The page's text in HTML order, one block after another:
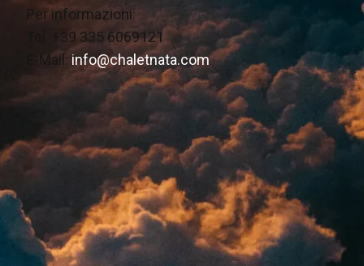
Per informazioni:
Tel. +39 335 6069121
E-Mail: info@chaletnata.com